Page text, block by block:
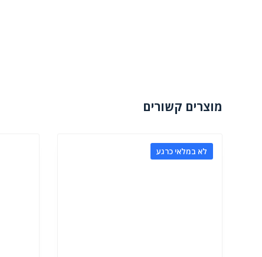
מוצרים קשורים
לא במלאי כרגע